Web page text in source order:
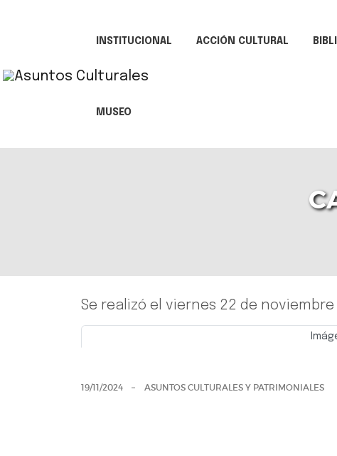
INSTITUCIONAL ACCIÓN CULTURAL
MUSEO
Se realizó el viernes 22 de
19/11/2024 ASUNTOS CULTURALES Y PATRIMONIALES